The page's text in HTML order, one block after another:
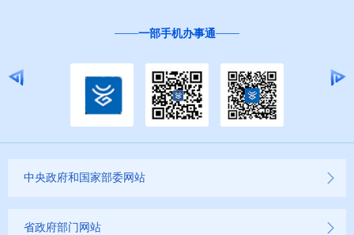
一部手机办事通
中央政府和国家部委网站
省政府部门网站